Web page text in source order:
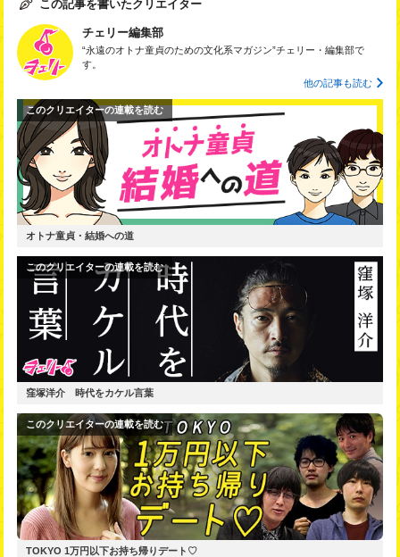
この記事を書いたクリエイター
チェリー編集部
“永遠のオトナ童貞のための文化系マガジン”チェリー・編集部で
す。
他の記事も読む
このクリエイターの連載を読む
オトナ童貞・結婚への道
このクリエイターの連載を読む
窪塚洋介 時代をカケル言葉
このクリエイターの連載を読む
TOKYO 1万円以下お持ち帰りデート♡